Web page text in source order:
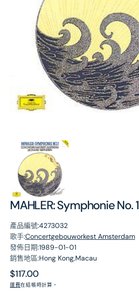
MAHLER: Symphonie No. 1
產品編號:4273032
歌手:Concertgebouworkest Amsterdam
發佈日期:1989-01-01
銷售地區:Hong Kong,Macau
原
價
$117.00
運費在結帳時計算。
在
相
簿
中
開
啟
第
1
張